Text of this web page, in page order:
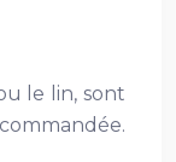
le lin, sont